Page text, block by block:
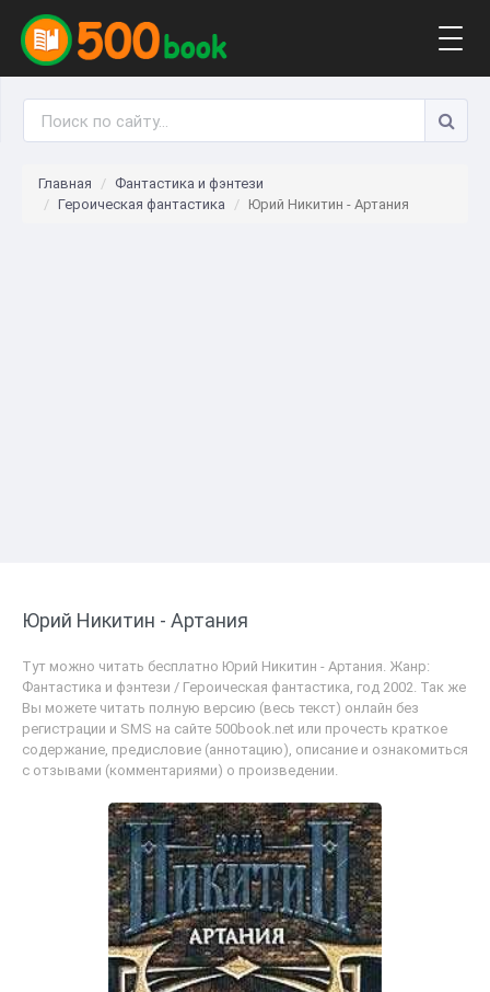
Главная
Фантастика и фэнтези
Героическая фантастика
Юрий Никитин - Артания
Юрий Никитин - Артания
Тут можно читать бесплатно Юрий Никитин - Артания. Жанр:
Фантастика и фэнтези / Героическая фантастика, год 2002. Так же
Вы можете читать полную версию (весь текст) онлайн без
регистрации и SMS на сайте 500book.net или прочесть краткое
содержание, предисловие (аннотацию), описание и ознакомиться
с отзывами (комментариями) о произведении.